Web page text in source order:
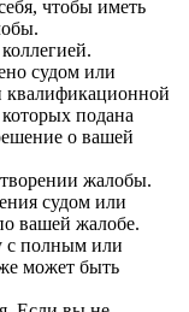
чтобы иметь
судом или
квалификационной
подана
о вашей
жалобы.
судом или
вашей жалобе.
с полным или
может быть